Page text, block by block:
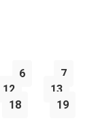
6
7
12
13
18
19